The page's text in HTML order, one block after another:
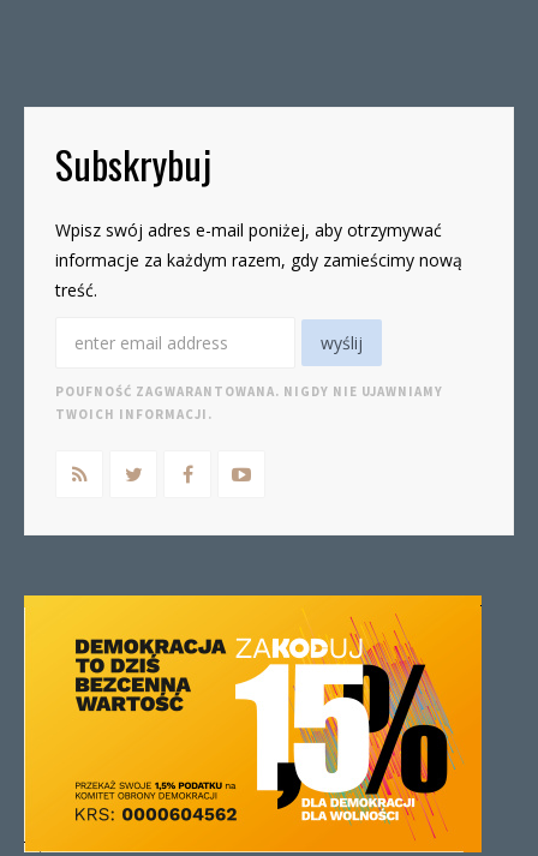
Subskrybuj
Wpisz swój adres e-mail poniżej, aby otrzymywać
informacje za każdym razem, gdy zamieścimy nową
treść.
POUFNOŚĆ ZAGWARANTOWANA. NIGDY NIE UJAWNIAMY
TWOICH INFORMACJI.